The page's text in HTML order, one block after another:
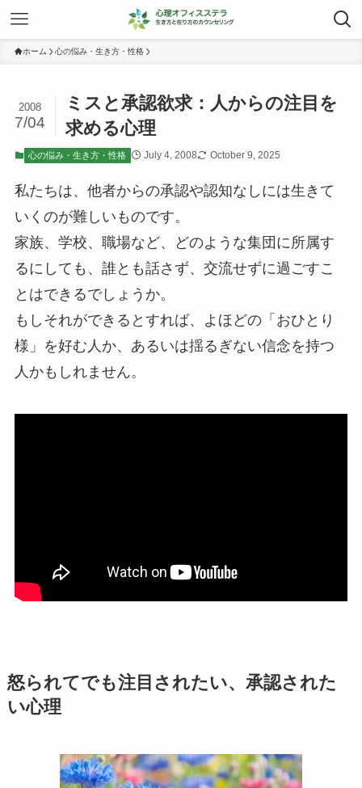
ホーム 心の悩み・生き方・性格
ミスと承認欲求：人からの注目を
求める心理
2008
7/04
心の悩み・生き方・性格 July 4, 2008 October 9, 2025
私たちは、他者からの承認や認知なしには生きて
いくのが難しいものです。
家族、学校、職場など、どのような集団に所属す
るにしても、誰とも話さず、交流せずに過ごすこ
とはできるでしょうか。
もしそれができるとすれば、よほどの「おひとり
様」を好む人か、あるいは揺るぎない信念を持つ
人かもしれません。
怒られてでも注目されたい、承認された
い心理